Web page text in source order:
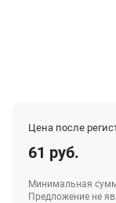
Цена после
61 руб.
Минимальная
Предложение не